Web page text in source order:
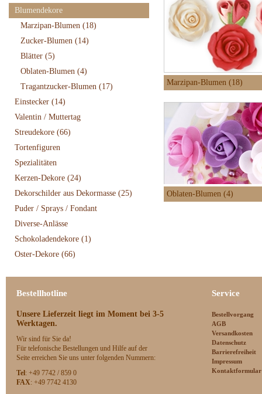
Blumendekore
Marzipan-Blumen (18)
Zucker-Blumen (14)
Blätter (5)
Oblaten-Blumen (4)
Tragantzucker-Blumen (17)
Einstecker (14)
Valentin / Muttertag
Streudekore (66)
Tortenfiguren
Spezialitäten
Kerzen-Dekore (24)
Dekorschilder aus Dekormasse (25)
Puder / Sprays / Fondant
Diverse-Anlässe
Schokoladendekore (1)
Oster-Dekore (66)
Marzipan-Blumen (18)
Oblaten-Blumen (4)
Bestellhotline
Unsere Lieferzeit liegt im Moment bei 3-5
Werktagen.
Wir sind für Sie da!
Für telefonische Bestellungen und Hilfe auf der
Seite erreichen Sie uns unter folgenden Nummern:
Tel: +49 7742 / 859 0
FAX: +49 7742 4130
Service
Bestellvorgang
AGB
Versandkosten
Datenschutz
Barrierefreiheit
Impressum
Kontaktformular